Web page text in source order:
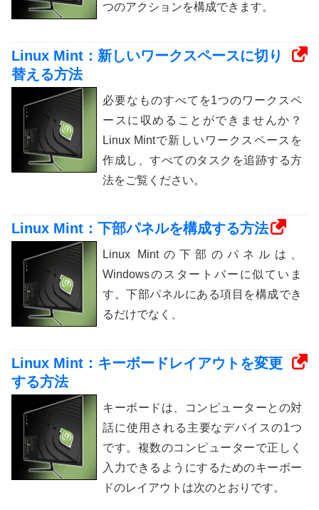
つのアクションを構成できます。
Linux Mint：新しいワークスペースに切り
替える方法
必要なものすべてを1つのワークスペ
ースに収めることができませんか？
Linux Mintで新しいワークスペースを
作成し、すべてのタスクを追跡する方
法をご覧ください。
Linux Mint：下部パネルを構成する方法
Linux Mintの下部のパネルは、
Windowsのスタートバーに似ていま
す。下部パネルにある項目を構成でき
るだけでなく、
Linux Mint：キーボードレイアウトを変更
する方法
キーボードは、コンピューターとの対
話に使用される主要なデバイスの1つ
です。複数のコンピューターで正しく
入力できるようにするためのキーボー
ドのレイアウトは次のとおりです。